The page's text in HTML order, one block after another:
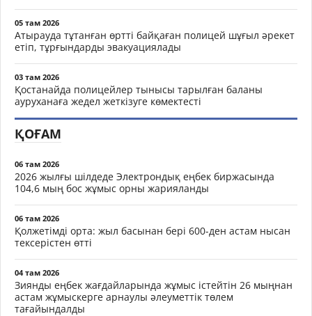
05 там 2026
Атырауда тұтанған өртті байқаған полицей шұғыл әрекет
етіп, тұрғындарды эвакуациялады
03 там 2026
Қостанайда полицейлер тынысы тарылған баланы
ауруханаға жедел жеткізуге көмектесті
ҚОҒАМ
06 там 2026
2026 жылғы шілдеде Электрондық еңбек биржасында
104,6 мың бос жұмыс орны жарияланды
06 там 2026
Қолжетімді орта: жыл басынан бері 600-ден астам нысан
тексерістен өтті
04 там 2026
Зиянды еңбек жағдайларында жұмыс істейтін 26 мыңнан
астам жұмыскерге арнаулы әлеуметтік төлем
тағайындалды